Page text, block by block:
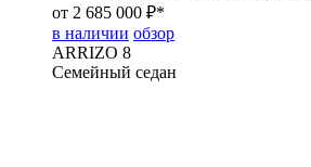
от 2 685 000 ₽*
в наличии обзор
ARRIZO 8
Семейный седан